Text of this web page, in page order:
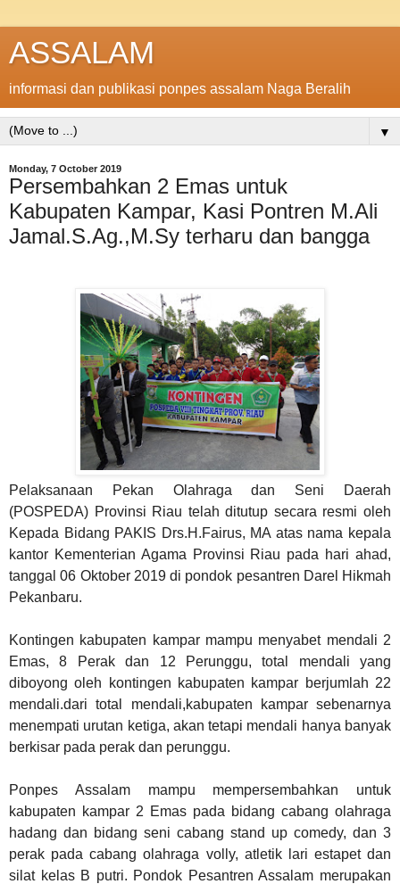
ASSALAM
informasi dan publikasi ponpes assalam Naga Beralih
▼
Monday, 7 October 2019
Persembahkan 2 Emas untuk
Kabupaten Kampar, Kasi Pontren M.Ali
Jamal.S.Ag.,M.Sy terharu dan bangga
Pelaksanaan Pekan Olahraga dan Seni Daerah
(POSPEDA) Provinsi Riau telah ditutup secara resmi oleh
Kepada Bidang PAKIS Drs.H.Fairus, MA atas nama kepala
kantor Kementerian Agama Provinsi Riau pada hari ahad,
tanggal 06 Oktober 2019 di pondok pesantren Darel Hikmah
Pekanbaru.
Kontingen kabupaten kampar mampu menyabet mendali 2
Emas, 8 Perak dan 12 Perunggu, total mendali yang
diboyong oleh kontingen kabupaten kampar berjumlah 22
mendali.dari total mendali,kabupaten kampar sebenarnya
menempati urutan ketiga, akan tetapi mendali hanya banyak
berkisar pada perak dan perunggu.
Ponpes Assalam mampu mempersembahkan untuk
kabupaten kampar 2 Emas pada bidang cabang olahraga
hadang dan bidang seni cabang stand up comedy, dan 3
perak pada cabang olahraga volly, atletik lari estapet dan
silat kelas B putri. Pondok Pesantren Assalam merupakan